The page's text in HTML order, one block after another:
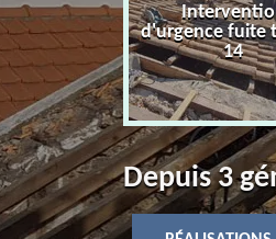
de
14
d'urgence fuite
14
Depuis 3